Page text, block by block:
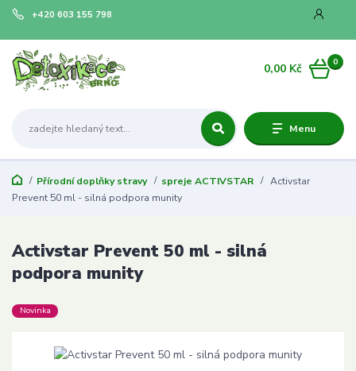
Menu
+420 603 155 798
0
0,00 Kč
Přírodní doplňky stravy spreje ACTIVSTAR
Activstar
Prevent 50 ml - silná podpora munity
Activstar Prevent 50 ml - silná
podpora munity
Novinka